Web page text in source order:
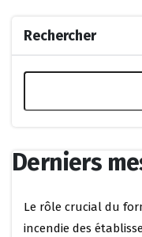
Rechercher
Derniers
Le rôle crucial du
incendie des